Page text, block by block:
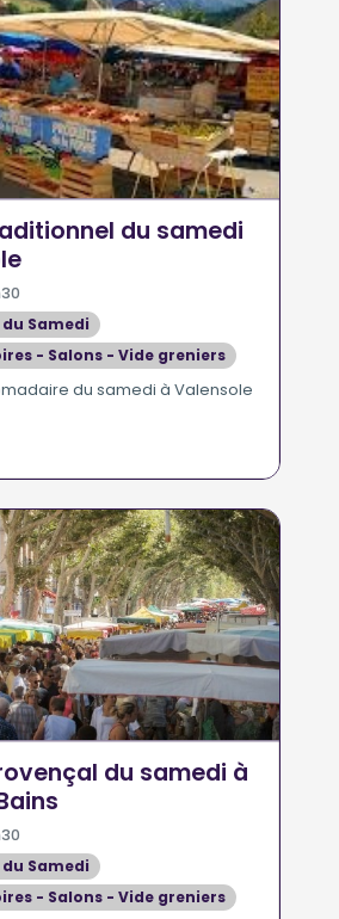
du samedi
Samedi
- Salons - Vide greniers
du samedi à Valensole
du samedi à
Samedi
- Salons - Vide greniers